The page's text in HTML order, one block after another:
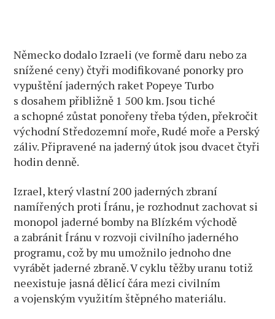
Německo dodalo Izraeli (ve formě daru nebo za
snížené ceny) čtyři modifikované ponorky pro
vypuštění jaderných raket Popeye Turbo
s dosahem přibližně 1 500 km. Jsou tiché
a schopné zůstat ponořeny třeba týden, překročit
východní Středozemní moře, Rudé moře a Perský
záliv. Připravené na jaderný útok jsou dvacet čtyři
hodin denně.
Izrael, který vlastní 200 jaderných zbraní
namířených proti Íránu, je rozhodnut zachovat si
monopol jaderné bomby na Blízkém východě
a zabránit Íránu v rozvoji civilního jaderného
programu, což by mu umožnilo jednoho dne
vyrábět jaderné zbraně. V cyklu těžby uranu totiž
neexistuje jasná dělicí čára mezi civilním
a vojenským využitím štěpného materiálu.